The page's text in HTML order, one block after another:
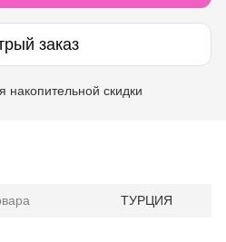
заказ
накопительной скидки
ТУРЦИЯ